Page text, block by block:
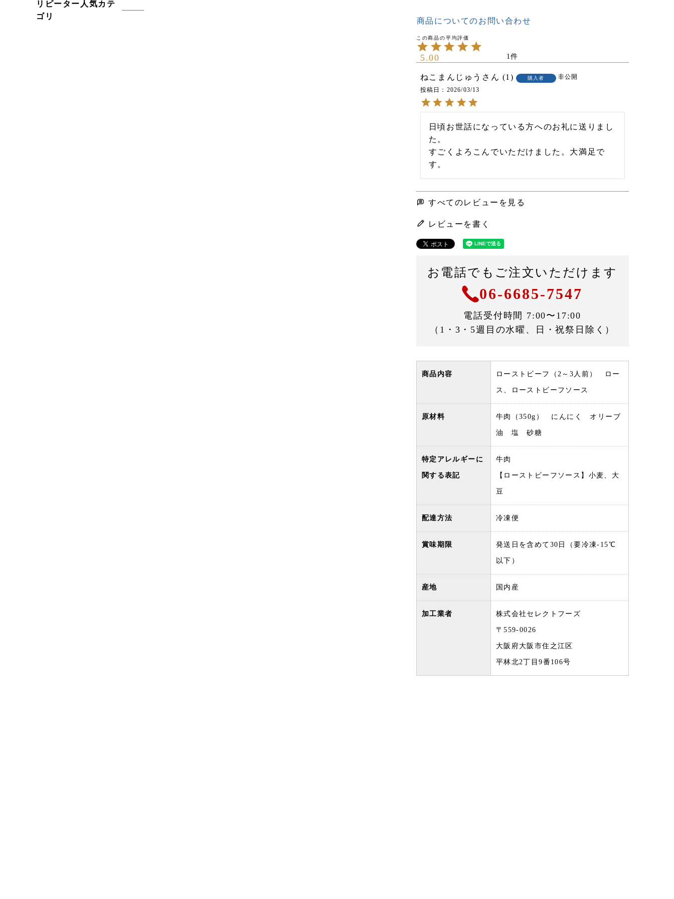
リピーター人気カテ
ゴリ
商品についてのお問い合わせ
5.00 1
ねこまんじゅう 1 購入者
非公開
投稿日
2026/03/13
日頃お世話になっている方へのお礼に送りまし
た。
すごくよろこんでいただけました。大満足で
す。
すべてのレビューを見る
レビューを書く
お電話でもご注文いただけます
06-6685-7547
電話受付時間 7:00〜17:00
（1・3・5週目の水曜、日・祝祭日除く）
商品内容 ローストビーフ（2～3人前） ロー
ス、ローストビーフソース
原材料 牛肉（350g） にんにく オリーブ
油 塩 砂糖
特定アレルギーに
関する表記
牛肉
【ローストビーフソース】小麦、大
豆
配達方法 冷凍便
賞味期限 発送日を含めて30日（要冷凍-15℃
以下）
産地 国内産
加工業者 株式会社セレクトフーズ
〒559-0026
大阪府大阪市住之江区
平林北2丁目9番106号